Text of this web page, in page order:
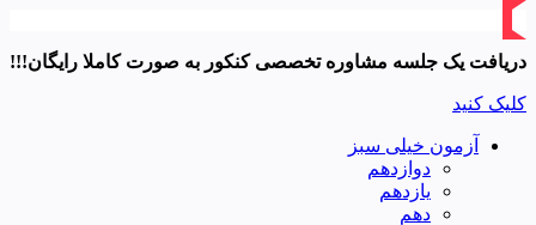
دریافت یک جلسه مشاوره تخصصی کنکور به صورت کاملا رایگان!!!
کلیک کنید
آزمون خیلی سبز
دوازدهم
یازدهم
دهم